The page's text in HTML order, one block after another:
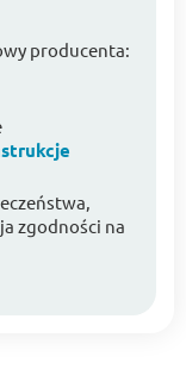
producenta:
zgodności na